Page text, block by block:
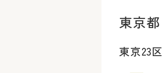
東京都
東京23区